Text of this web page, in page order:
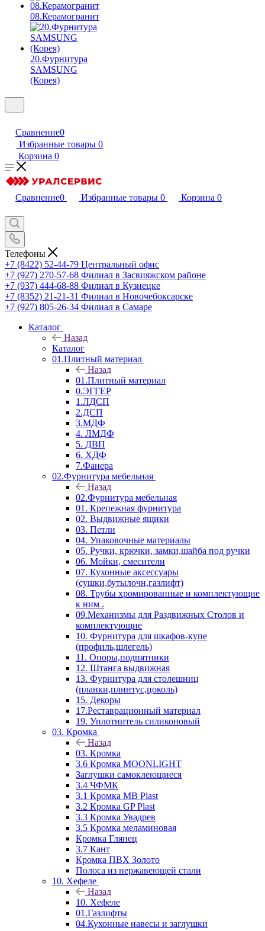
08.Керамогранит
20.Фурнитура
SAMSUNG
(Корея)
Сравнение0
Избранные товары 0
Корзина 0
Сравнение0 Избранные товары 0 Корзина 0
Телефоны
+7 (8422) 52-44-79 Центральный офис
+7 (927) 270-57-68 Филиал в Засвияжском районе
+7 (937) 444-68-88 Филиал в Кузнецке
+7 (8352) 21-21-31 Филиал в Новочебоксарске
+7 (927) 805-26-34 Филиал в Самаре
Каталог
Назад
Каталог
01.Плитный материал
Назад
01.Плитный материал
0.ЭГГЕР
1.ЛДСП
2.ДСП
3.МДФ
4. ЛМДФ
5. ДВП
6. ХДФ
7.Фанера
02.Фурнитура мебельная
Назад
02.Фурнитура мебельная
01. Крепежная фурнитура
02. Выдвижные ящики
03. Петли
04. Упаковочные материалы
05. Ручки, крючки, замки,шайба под ручки
06. Мойки, смесители
07. Кухонные аксессуары
(сушки,бутылочн,газлифт)
08. Трубы хромированные и комплектующие
к ним .
09.Механизмы для Раздвижных Столов и
комплектующие
10. Фурнитура для шкафов-купе
(профиль,шлегель)
11. Опоры,подпятники
12. Штанга выдвижная
13. Фурнитура для столешниц
(планки,плинтус,цоколь)
15. Декоры
17.Реставрационный материал
19. Уплотнитель силиконовый
03. Кромка
Назад
03. Кромка
3.6 Кромка MOONLIGHT
Заглушки самоклеющиеся
3.4 ЧФМК
3.1 Кромка MB Plast
3.2 Кромка GP Plast
3.3 Кромка Увадрев
3.5 Кромка меламиновая
Кромка Глянец
3.7 Кант
Кромка ПВХ Золото
Полоса из нержавеющей стали
10. Хефеле
Назад
10. Хефеле
01.Газлифты
04.Кухонные навесы и заглушки